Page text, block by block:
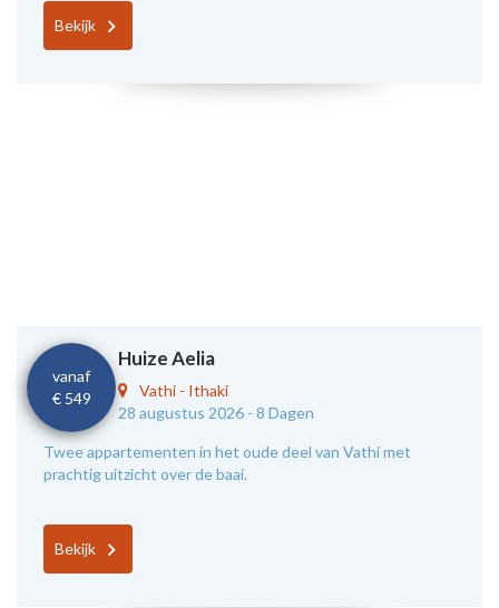
Bekijk
vanaf
€ 549
Huize Aelia
Vathi- Ithaki
28 augustus 2026 - 8 Dagen
Twee appartementen in het oude deel van Vathi met
prachtig uitzicht over de baai.
Bekijk